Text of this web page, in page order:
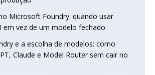
Microsoft Foundry: quando usar
em vez de um modelo fechado
e a escolha de modelos: como
Claude e Model Router sem cair no